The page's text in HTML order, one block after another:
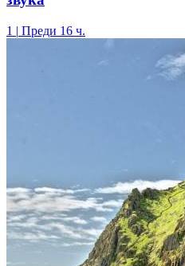
1 | Преди 16 ч.